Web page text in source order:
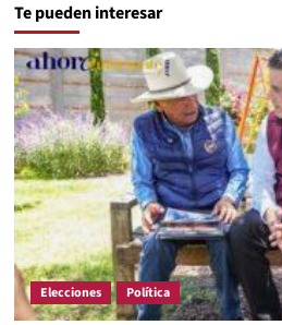
Te pueden interesar
Elecciones Política